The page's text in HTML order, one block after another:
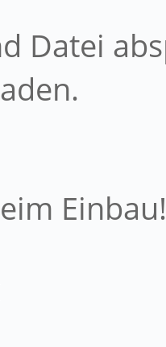
Datei
Einbau!